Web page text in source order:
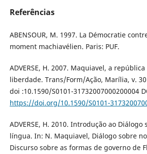
Referências
ABENSOUR, M. 1997. La Démocratie
moment machiavélien. Paris: PUF.
ADVERSE, H. 2007. Maquiavel, a
liberdade. Trans/Form/Ação, Marília, v.
doi :10.1590/S0101-31732007000200004
https://doi.org/10.1590/S0101-
ADVERSE, H. 2010. Introdução ao Diálogo
língua. In: N. Maquiavel, Diálogo sobre
Discurso sobre as formas de governo de